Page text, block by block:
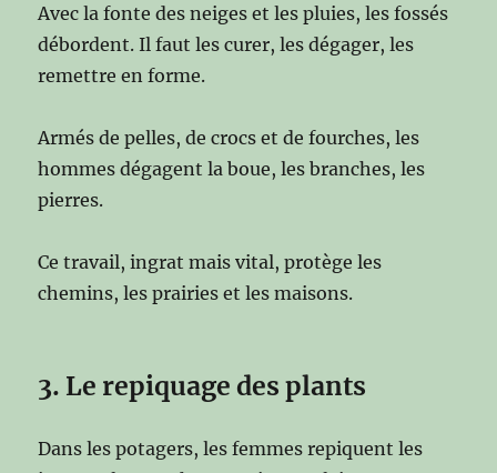
Avec la fonte des neiges et les pluies, les fossés
débordent. Il faut les curer, les dégager, les
remettre en forme.
Armés de pelles, de crocs et de fourches, les
hommes dégagent la boue, les branches, les
pierres.
Ce travail, ingrat mais vital, protège les
chemins, les prairies et les maisons.
3. Le repiquage des plants
Dans les potagers, les femmes repiquent les